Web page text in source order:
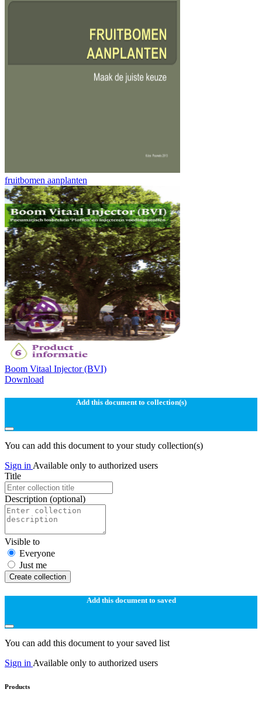
fruitbomen aanplanten
Boom Vitaal Injector (BVI)
Download
Add this document to collection(s)
You can add this document to your study collection(s)
Sign in Available only to authorized users
Title
Description (optional)
Visible to
Everyone
Just me
Create collection
Add this document to saved
You can add this document to your saved list
Sign in Available only to authorized users
Products